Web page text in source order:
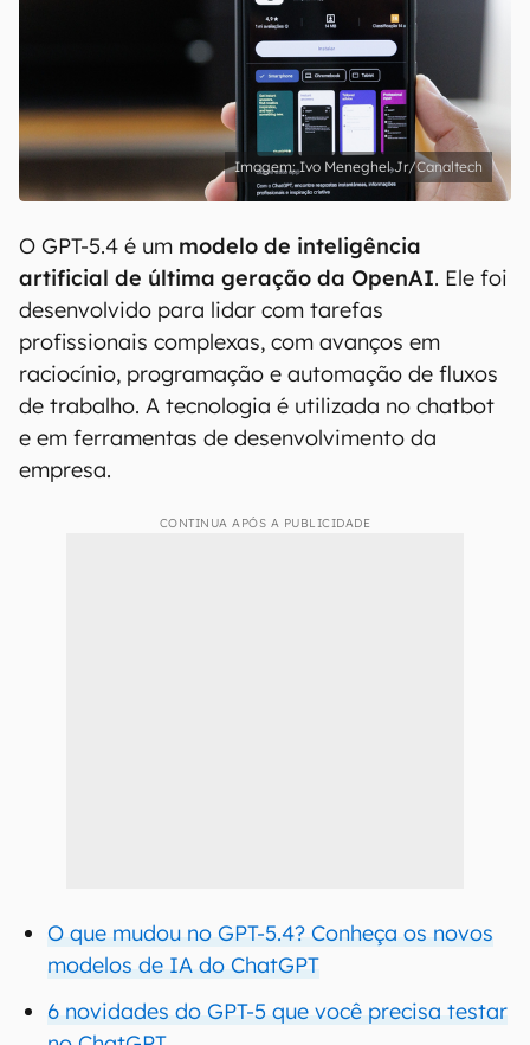
Ivo Meneghel Jr/Canaltech
O GPT-5.4 é um modelo de inteligência
artificial de última geração da OpenAI. Ele foi
desenvolvido para lidar com tarefas
profissionais complexas, com avanços em
raciocínio, programação e automação de fluxos
de trabalho. A tecnologia é utilizada no chatbot
e em ferramentas de desenvolvimento da
empresa.
CONTINUA APÓS A PUBLICIDADE
O que mudou no GPT-5.4? Conheça os novos
modelos de IA do ChatGPT
6 novidades do GPT-5 que você precisa testar